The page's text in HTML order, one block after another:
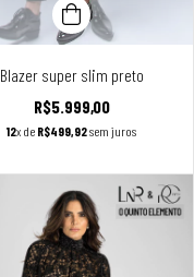
Blazer super slim preto
R$5.999,00
12x de R$499,92sem juros